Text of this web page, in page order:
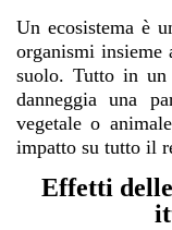
Un ecosistema è
organismi insieme
suolo. Tutto in un
danneggia una
vegetale o
impatto su tutto il
Effetti